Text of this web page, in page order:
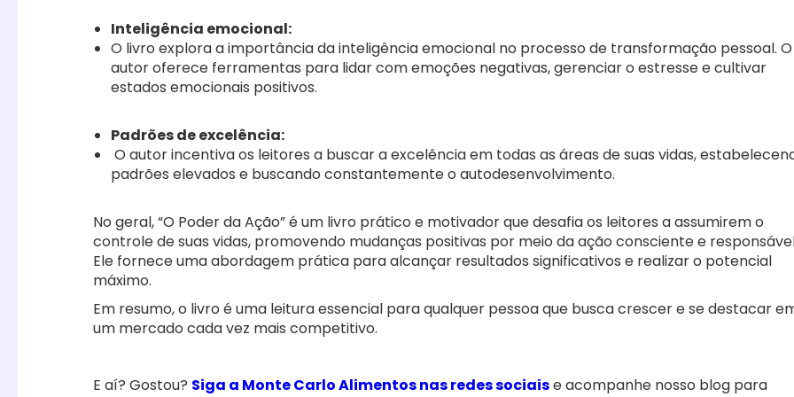
Inteligência emocional:
O livro explora a importância da inteligência emocional no processo de transformação pessoal. O
autor oferece ferramentas para lidar com emoções negativas, gerenciar o estresse e cultivar
estados emocionais positivos.
Padrões de excelência:
O autor incentiva os leitores a buscar a excelência em todas as áreas de suas vidas,
padrões elevados e buscando constantemente o autodesenvolvimento.
No geral, “O Poder da Ação” é um livro prático e motivador que desafia os leitores a assumirem o
controle de suas vidas, promovendo mudanças positivas por meio da ação consciente e
Ele fornece uma abordagem prática para alcançar resultados significativos e realizar o potencial
máximo.
Em resumo, o livro é uma leitura essencial para qualquer pessoa que busca crescer e se destacar
um mercado cada vez mais competitivo.
E aí? Gostou? Siga a Monte Carlo Alimentos nas redes sociaise acompanhe nosso blog para